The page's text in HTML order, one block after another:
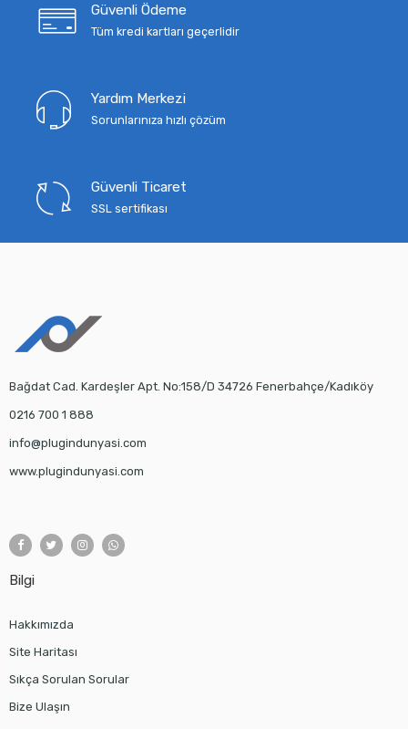
Güvenli Ödeme
Tüm kredi kartları geçerlidir
Yardım Merkezi
Sorunlarınıza hızlı çözüm
Güvenli Ticaret
SSL sertifikası
Bağdat Cad. Kardeşler Apt. No:158/D 34726 Fenerbahçe/Kadıköy
0216 700 1 888
info@plugindunyasi.com
www.plugindunyasi.com
Bilgi
Hakkımızda
Site Haritası
Sıkça Sorulan Sorular
Bize Ulaşın